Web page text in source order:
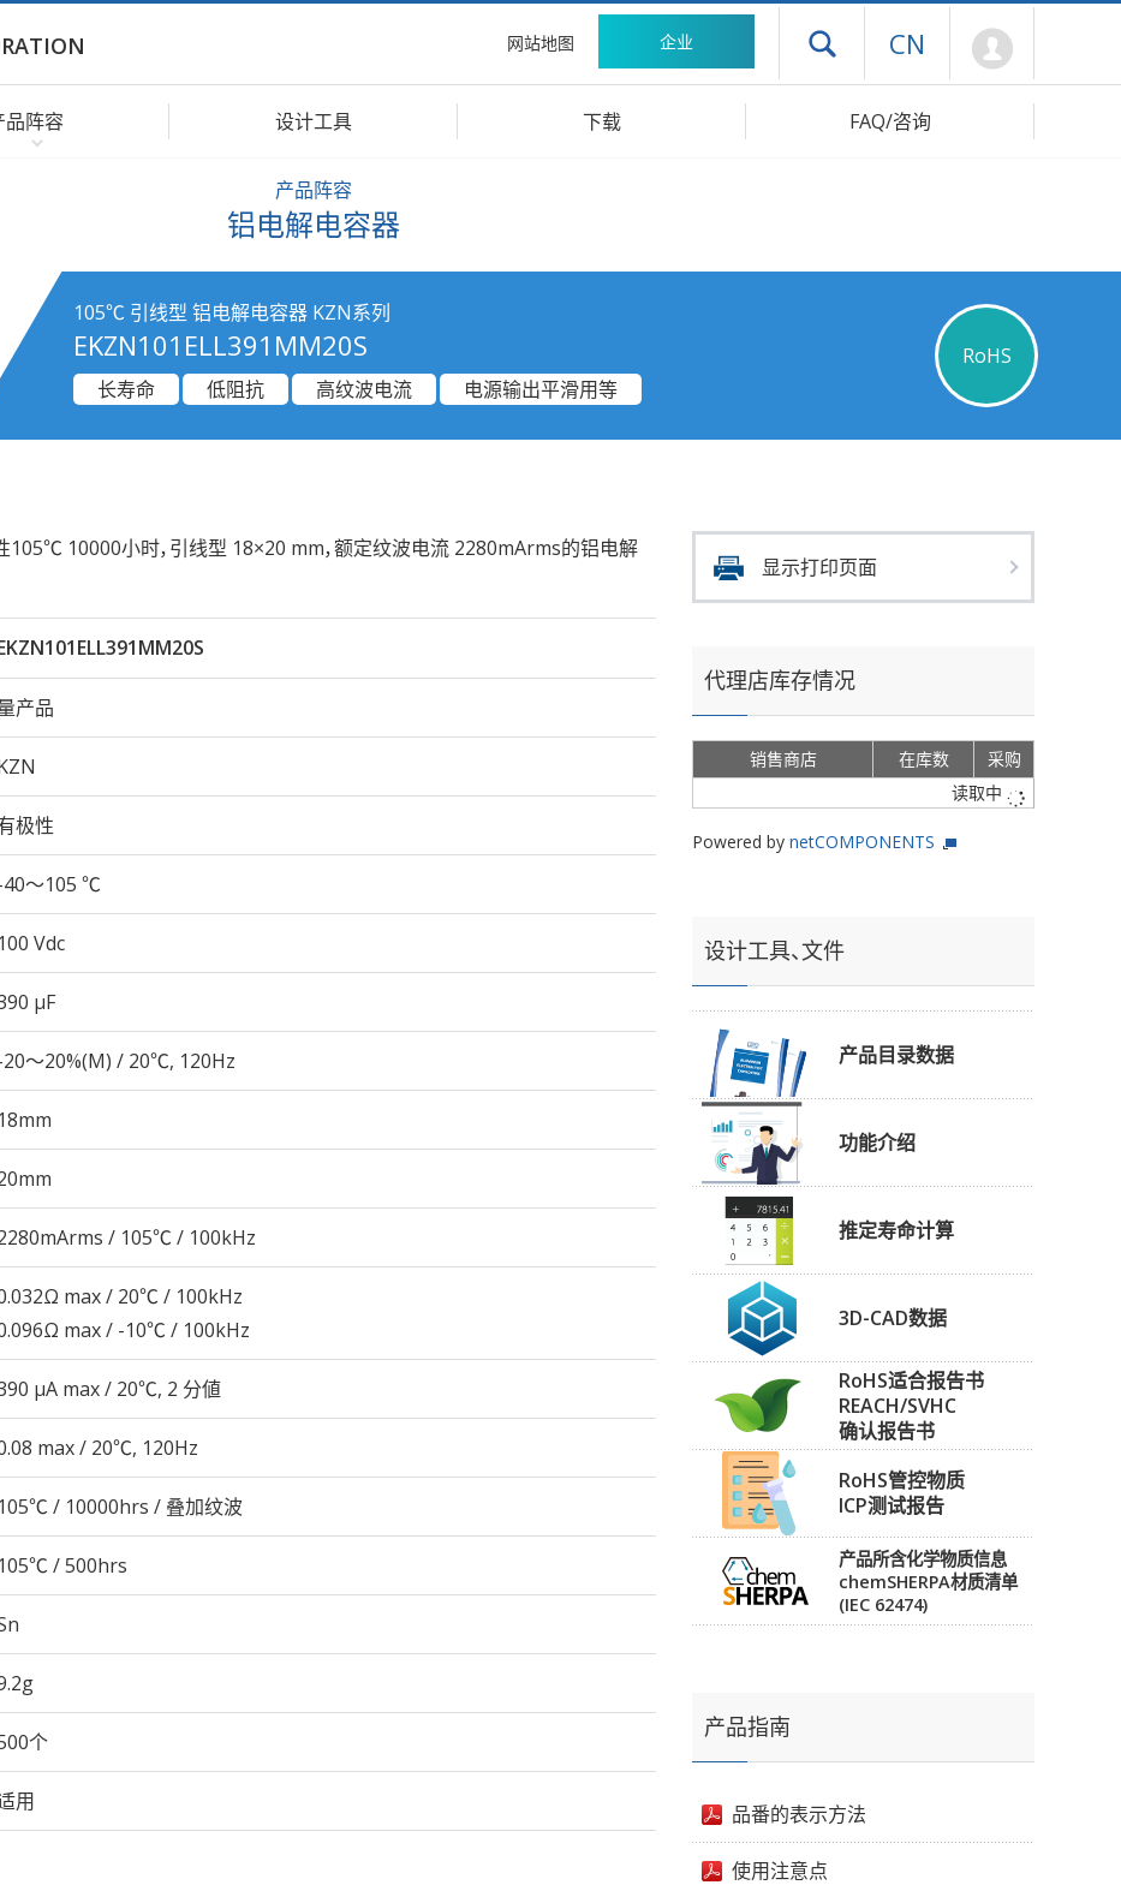
网站地图 企业 打开抽屉菜单
CN
品阵容 设计工具 下载 FAQ/咨询
产品阵容
铝电解电容器
105℃ 引线型 铝电解电容器 KZN系列
EKZN101ELL391MM20S
RoHS
长寿命
低阻抗 高纹波电流 电源输出平滑用等
10000小时，引线型 18×20 mm，额定纹波电流 2280mArms的铝电解
产品
极性
40～105 ℃
100 Vdc
µF
～20%(M) / 20℃, 120Hz
18mm
/ 105℃ / 100kHz
max / 20℃ / 100kHz
max / -10℃ / 100kHz
μA max / 20℃, 2 分値
max / 20℃, 120Hz
105℃ / 10000hrs / 叠加纹波
105℃ / 500hrs
个
用
显示打印页面
代理店库存情况
销售商店 在库数
采购
读取中
Powered by netCOMPONENTS
设计工具、文件
产品目录数据
功能介绍
推定寿命计算
3D-CAD数据
RoHS适合报告书
REACH/SVHC
确认报告书
RoHS管控物质
ICP测试报告
产品所含化学物质信息
chemSHERPA材质清单
(IEC 62474)
产品指南
品番的表示方法
使用注意点